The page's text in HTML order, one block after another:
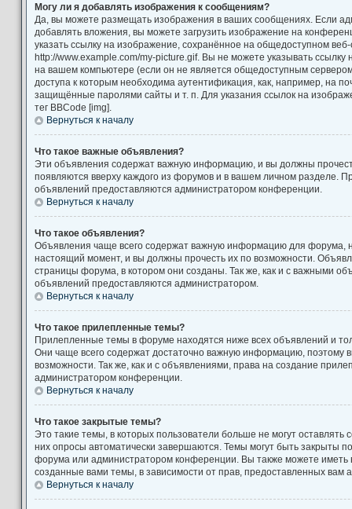
Могу ли я добавлять изображения к сообщениям?
Да, вы можете размещать изображения в ваших сообщениях. Если
добавлять вложения, вы можете загрузить изображение на
указать ссылку на изображение, сохранённое на общедоступном
http://www.example.com/my-picture.gif. Вы не можете указывать
на вашем компьютере (если он не является общедоступным
доступа к которым необходима аутентификация, как, например, на
защищённые паролями сайты и т. п. Для указания ссылок на
тег BBCode [img].
Вернуться к началу
Что такое важные объявления?
Эти объявления содержат важную информацию, и вы должны
появляются вверху каждого из форумов и в вашем личном разделе.
объявлений предоставляются администратором конференции.
Вернуться к началу
Что такое объявления?
Объявления чаще всего содержат важную информацию для форума,
настоящий момент, и вы должны прочесть их по возможности.
страницы форума, в котором они созданы. Так же, как и с важными
объявлений предоставляются администратором.
Вернуться к началу
Что такое прилепленные темы?
Прилепленные темы в форуме находятся ниже всех объявлений и
Они чаще всего содержат достаточно важную информацию, поэтому
возможности. Так же, как и с объявлениями, права на создание
администратором конференции.
Вернуться к началу
Что такое закрытые темы?
Это такие темы, в которых пользователи больше не могут
них опросы автоматически завершаются. Темы могут быть закрыты
форума или администратором конференции. Вы также можете иметь
созданные вами темы, в зависимости от прав, предоставленных вам
Вернуться к началу